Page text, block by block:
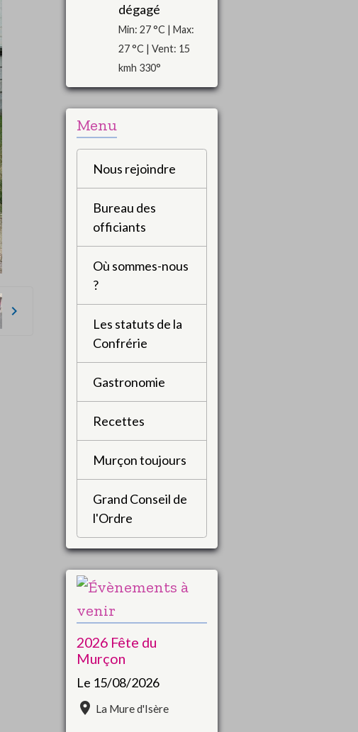
dégagé
Min: 27 °C | Max:
27 °C | Vent: 15
kmh 330°
Menu
Nous rejoindre
Bureau des
officiants
Où sommes-nous
?
Les statuts de la
Confrérie
Gastronomie
Recettes
Murçon toujours
Grand Conseil de
l'Ordre
2026 Fête du
Murçon
Le 15/08/2026
La Mure d'Isère